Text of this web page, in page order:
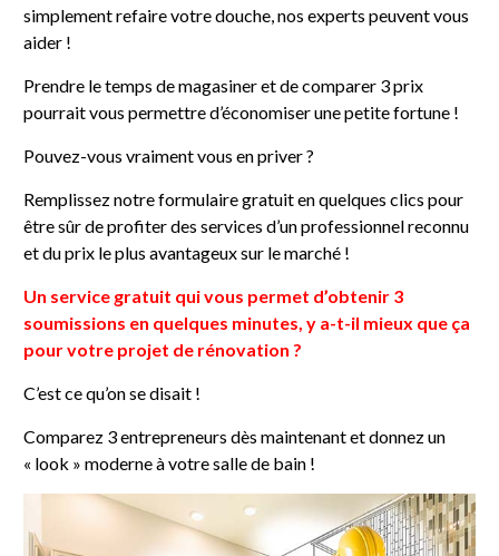
simplement refaire votre douche, nos experts peuvent vous
aider !
Prendre le temps de magasiner et de comparer 3 prix
pourrait vous permettre d’économiser une petite fortune !
Pouvez-vous vraiment vous en priver ?
Remplissez notre formulaire gratuit en quelques clics pour
être sûr de profiter des services d’un professionnel reconnu
et du prix le plus avantageux sur le marché !
Un service gratuit qui vous permet d’obtenir 3
soumissions en quelques minutes, y a-t-il mieux que ça
pour votre projet de rénovation ?
C’est ce qu’on se disait !
Comparez 3 entrepreneurs dès maintenant et donnez un
« look » moderne à votre salle de bain !